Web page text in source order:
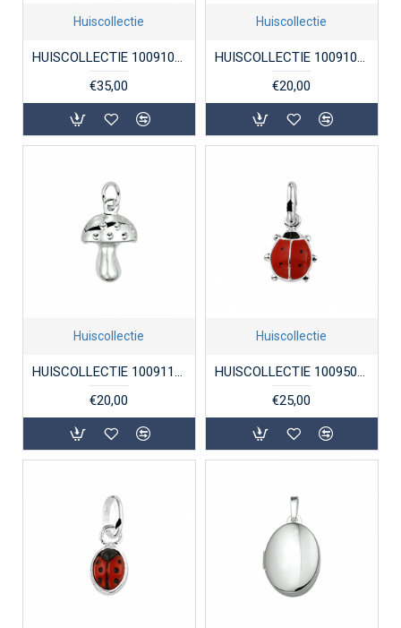
Huiscollectie
HUISCOLLECTIE 1009107 ZILVEREN BEDEL EGEL
€35,00
Huiscollectie
HUISCOLLECTIE 1009108 ZILVEREN BEDELHANGER EEKHOORN
€20,00
Huiscollectie
HUISCOLLECTIE 1009117 ZILVEREN BEDELHANGER PADDENSTOEL
€20,00
Huiscollectie
HUISCOLLECTIE 1009505 ZILVEREN BEDEL LIEVEHEERSBEESTJE
€25,00